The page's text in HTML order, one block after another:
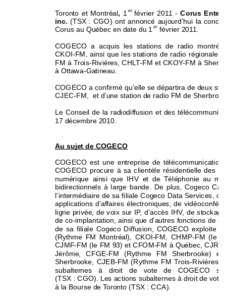
Toronto et Montréal, 1 er février 2011 - Corus
inc. (TSX : CGO) ont annoncé aujourd’hui la
Corus au Québec en date du 1 er février 2011.
COGECO a acquis les stations de radio
CKOI-FM, ainsi que les stations de radio
FM à Trois-Rivières, CHLT-FM et CKOY-FM à
à Ottawa-Gatineau.
COGECO a confirmé qu’elle se départira de deux
CJEC-FM,  et d’une station de radio FM de
Le Conseil de la radiodiffusion et des
17 décembre 2010.
Au sujet de COGECO
COGECO est une entreprise de
COGECO procure à sa clientèle résidentielle des
numérique ainsi que IHV et de Téléphonie au
bidirectionnels à large bande. De plus, Cogeco
l’intermédiaire de sa filiale Cogeco Data Services,
applications d’affaires électroniques, de
ligne privée, de voix sur IP, d’accès IHV, de
de co-implantation, ainsi que d’autres fonctions de
de sa filiale Cogeco Diffusion, COGECO exploite
(Rythme FM Montréal), CKOI-FM, CHMP-FM (le
CJMF-FM (le FM 93) et CFOM-FM à Québec,
Jérôme, CFGE-FM (Rythme FM Sherbrooke)
Sherbrooke, CJEB-FM (Rythme FM Trois-
subalternes à droit de vote de COGECO
(TSX : CGO). Les actions subalternes à droit de vote
à la Bourse de Toronto (TSX : CCA).